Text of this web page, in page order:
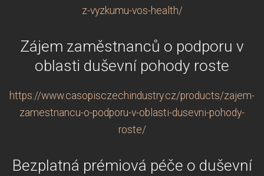
z-vyzkumu-vos-health/
Zájem zaměstnanců o podporu v
oblasti duševní pohody roste
https://www.casopisczechindustry.cz/products/zajem-
zamestnancu-o-podporu-v-oblasti-dusevni-pohody-
roste/
Bezplatná prémiová péče o duševní